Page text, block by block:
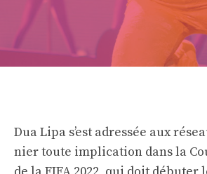
Dua Lipa s’est adressée aux
nier toute implication dans la